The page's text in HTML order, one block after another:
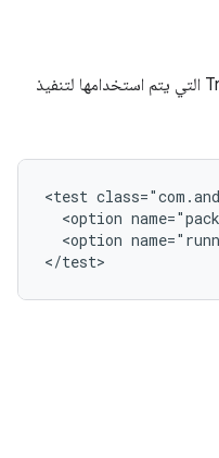
فئة الاختبار هي فئة Trade Federation التي يتم استخدامها لتنفيذ
<test
<option
<option